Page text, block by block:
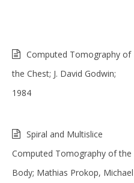
Computed Tomography of
the Chest; J. David Godwin;
1984
Spiral and Multislice
Computed Tomography of the
Body; Mathias Prokop, Michael